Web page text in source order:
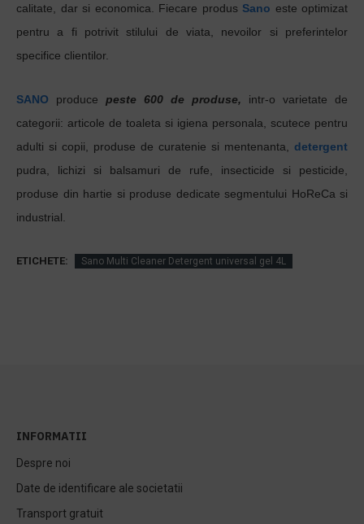
calitate, dar si economica. Fiecare produs Sano este optimizat
pentru a fi potrivit stilului de viata, nevoilor si preferintelor
specifice clientilor.
SANO produce peste 600 de produse, intr-o varietate de
categorii: articole de toaleta si igiena personala, scutece pentru
adulti si copii, produse de curatenie si mentenanta, detergent
pudra, lichizi si balsamuri de rufe, insecticide si pesticide,
produse din hartie si produse dedicate segmentului HoReCa si
industrial.
ETICHETE: Sano Multi Cleaner Detergent universal gel 4L
INFORMATII
Despre noi
Date de identificare ale societatii
Transport gratuit